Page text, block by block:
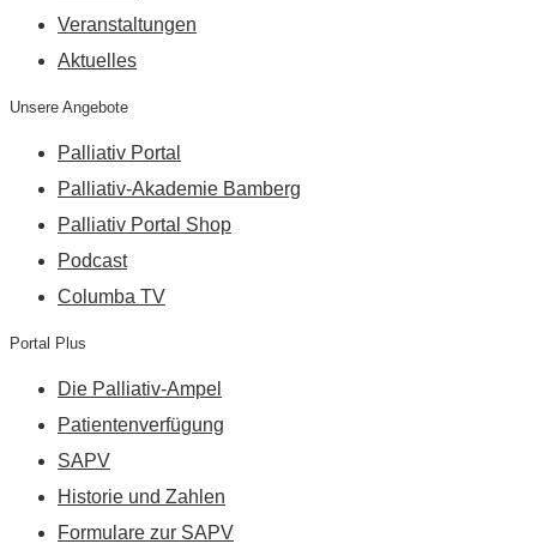
Veranstaltungen
Aktuelles
Unsere Angebote
Palliativ Portal
Palliativ-Akademie Bamberg
Palliativ Portal Shop
Podcast
Columba TV
Portal Plus
Die Palliativ-Ampel
Patientenverfügung
SAPV
Historie und Zahlen
Formulare zur SAPV